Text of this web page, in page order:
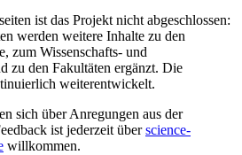
ist das Projekt nicht abgeschlossen:
werden weitere Inhalte zu den
zum Wissenschafts- und
zu den Fakultäten ergänzt. Die
weiterentwickelt.
sich über Anregungen aus der
ist jederzeit überscience-
willkommen.